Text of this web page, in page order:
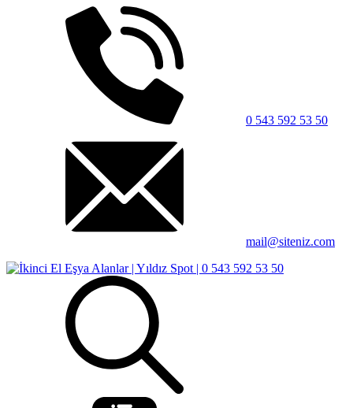
0 543 592 53 50
mail@siteniz.com